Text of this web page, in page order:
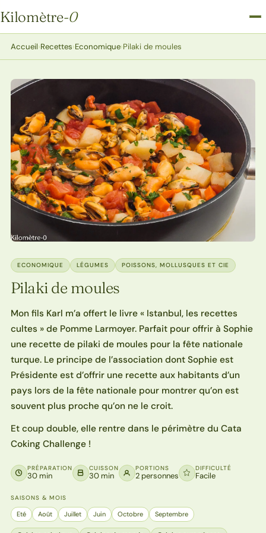
Kilomètre-0
Kilomètre-0
Accueil›Recettes›Economique›Pilaki de moules
ECONOMIQUE LÉGUMES POISSONS, MOLLUSQUES ET CIE
Pilaki de moules
Mon fils Karl m’a offert le livre « Istanbul, les recettes
cultes » de Pomme Larmoyer. Parfait pour offrir à Sophie
une recette de pilaki de moules pour la fête nationale
turque. Le principe de l’association dont Sophie est
Présidente est d’offrir une recette aux habitants d’un
pays lors de la fête nationale pour montrer qu’on est
souvent plus proche qu’on ne le croit.
Et coup double, elle rentre dans le périmètre du Cata
Coking Challenge !
PRÉPARATION
30 min
CUISSON
30 min
PORTIONS
2 personnes
DIFFICULTÉ
Facile
SAISONS & MOIS
Eté Août Juillet Juin Octobre Septembre